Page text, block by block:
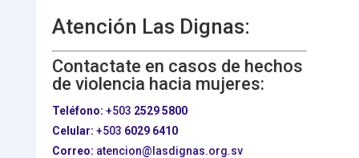
Atención Las Dignas:
Contactate en casos de hechos
de violencia hacia mujeres:
Teléfono: +503 2529 5800
Celular: +503 6029 6410
Correo: atencion@lasdignas.org.sv